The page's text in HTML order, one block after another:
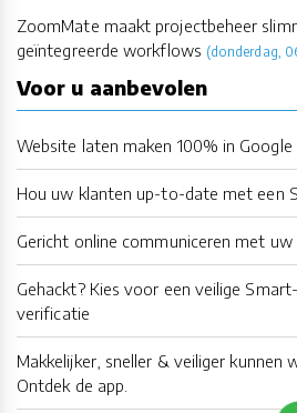
ZoomMate maakt projectbeheer
geïntegreerde workflows (donderdag,
Voor u aanbevolen
Website laten maken 100% in Google
Hou uw klanten up-to-date met een
Gericht online communiceren met uw
Gehackt? Kies voor een veilige
verificatie
Makkelijker, sneller & veiliger kunnen
Ontdek de app.